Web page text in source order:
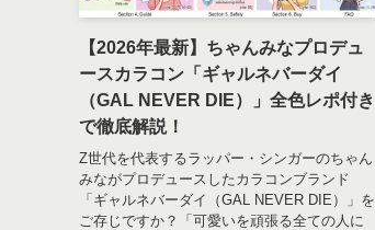
【2026年最新】ちゃんみなプロデュ
ースカラコン「ギャルネバーダイ
（GAL NEVER DIE）」全色レポ付き
で徹底解説！
Z世代を代表するラッパー・シンガーのちゃん
みながプロデュースしたカラコンブランド
「ギャルネバーダイ（GAL NEVER DIE）」を
ご存じですか？「可愛いを頑張る全ての人に